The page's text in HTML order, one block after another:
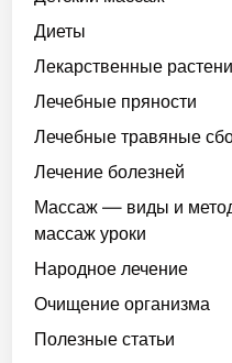
Диеты
Лекарственные
Лечебные пряности
Лечебные травяные
Лечение болезней
Массаж — виды и
массаж уроки
Народное лечение
Очищение организма
Полезные статьи